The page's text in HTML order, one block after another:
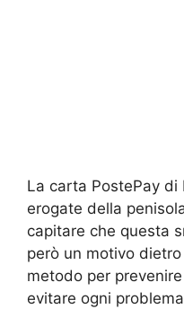
La carta PostePay di
erogate della
capitare che questa
però un motivo
metodo per
evitare ogni